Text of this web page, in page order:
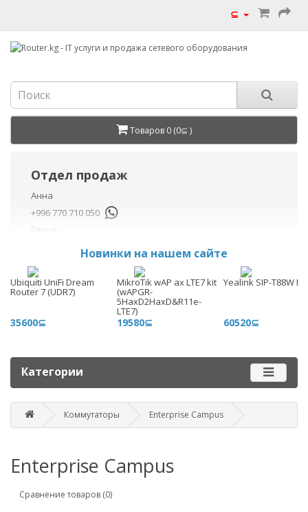
⊆
Товаров 0 (0⊆ )
Наш адрес
Посмотреть адрес в 2GIS mail@router.kg
Отдел продаж
Анна
+996 770 710 050
Елена
+996 770 710 040
+996 755 710 050
Данил
+996 775 710 060
Новинки на нашем сайте
Ubiquiti UniFi Dream
Router 7 (UDR7)
35600⊆
MikroTik wAP ax LTE7 kit
(wAPGR-
5HaxD2HaxD&R11e-
LTE7)
19580⊆
Yealink SIP-T88W
60520⊆
Категории
Коммутаторы Enterprise Campus
Enterprise Campus
Сравнение товаров (0)